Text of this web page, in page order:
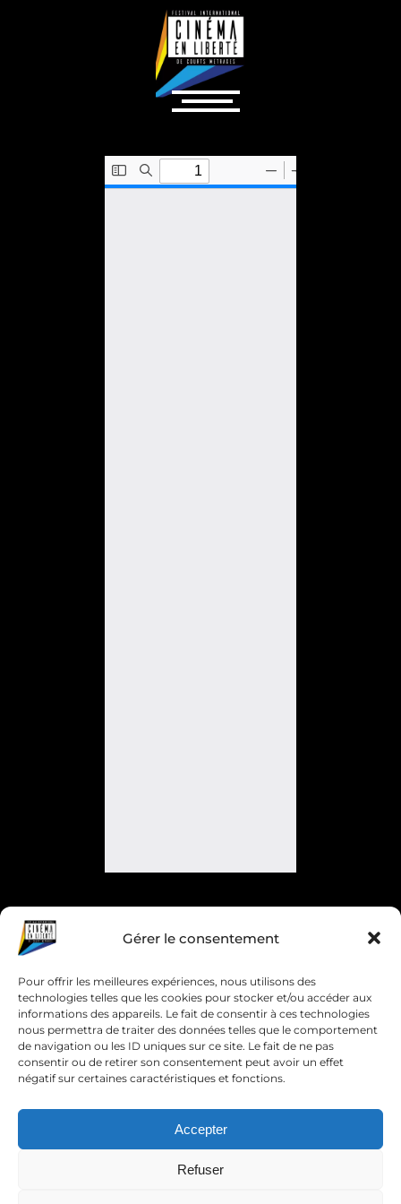
Gérer le consentement
Pour offrir les meilleures expériences, nous utilisons des
technologies telles que les cookies pour stocker et/ou accéder aux
informations des appareils. Le fait de consentir à ces technologies
nous permettra de traiter des données telles que le comportement
de navigation ou les ID uniques sur ce site. Le fait de ne pas
consentir ou de retirer son consentement peut avoir un effet
négatif sur certaines caractéristiques et fonctions.
Accepter
Refuser